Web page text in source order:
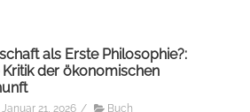
als Erste Philosophie?:
Kritik der ökonomischen
Januar 21, 2026 / Buch